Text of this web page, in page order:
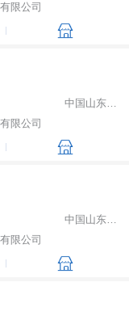
限公司
中国山东省潍坊市
限公司
中国山东省潍坊市
限公司